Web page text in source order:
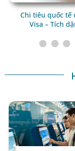
Chi tiêu quốc tế
Visa – Tích
hành trình